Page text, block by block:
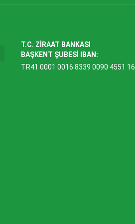
T.C. ZİRAAT BANKASI
BAŞKENT ŞUBESİ IBAN:
TR41 0001 0016 8339 0090 4551 16